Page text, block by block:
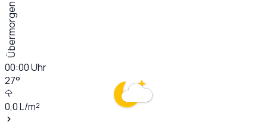
Übermorgen
00:00Uhr
27°
0,0L/m²